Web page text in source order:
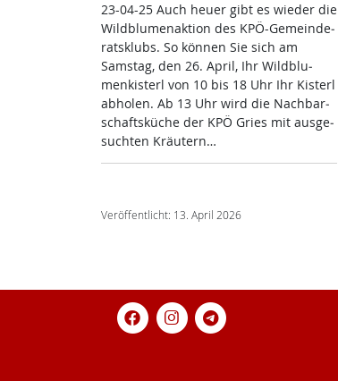
23-04-25 Auch heu­er gibt es wie­der die
Wild­blu­men­ak­ti­on des KPÖ-Ge­mein­de­
rats­klubs. So kön­nen Sie sich am
Sams­tag, den 26. April, Ihr Wild­blu­
men­kis­terl von 10 bis 18 Uhr Ihr Kis­terl
ab­ho­len. Ab 13 Uhr wird die Nach­bar­
schafts­küche der KPÖ Gries mit aus­ge­
such­ten Kräu­tern…
Veröffentlicht: 13. April 2026